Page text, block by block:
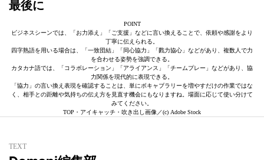
最後に
POINT
ビジネスシーンでは、「お力添え」「ご支援」などに言い換えることで、依頼や感謝をより
丁寧に伝えられる。
四字熟語を用いる場合は、「一致団結」「同心協力」「戮力協心」などがあり、複数人で力
を合わせる姿勢を強調できる。
カタカナ語では、「コラボレーション」「アライアンス」「チームプレー」などがあり、協
力関係を現代的に表現できる。
「協力」の言い換え表現を確認することは、単にボキャブラリーを増やすだけの作業ではな
く、相手との距離や気持ちの伝え方を見直す機会にもなりますね。場面に応じて使い分けて
みてください。
TOP・アイキャッチ・吹き出し画像／(c) Adobe Stock
TEXT